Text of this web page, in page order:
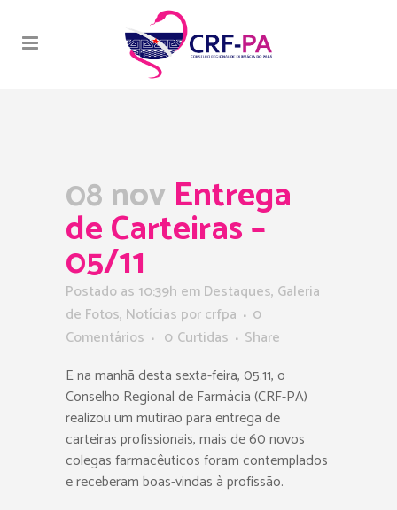
08 nov Entrega
de Carteiras –
05/11
Postado as 10:39h emDestaques, Galeria
de Fotos, Notícias porcrfpa
0
Comentários
0 Curtidas
Share
E na manhã desta sexta-feira, 05.11, o
Conselho Regional de Farmácia (CRF-PA)
realizou um mutirão para entrega de
carteiras profissionais, mais de 60 novos
colegas farmacêuticos foram contemplados
e receberam boas-vindas à profissão.